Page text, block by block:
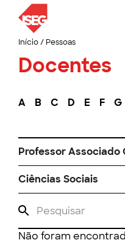
Início/ Pessoas
Docentes
A B C D E F G
Professor Associado
Ciências Sociais
Não foram